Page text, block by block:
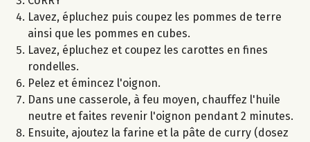
Lavez, épluchez puis coupez les pommes de terre
ainsi que les pommes en cubes.
Lavez, épluchez et coupez les carottes en fines
rondelles.
Pelez et émincez l'oignon.
Dans une casserole, à feu moyen, chauffez l'huile
neutre et faites revenir l'oignon pendant 2 minutes.
Ensuite, ajoutez la farine et la pâte de curry (dosez